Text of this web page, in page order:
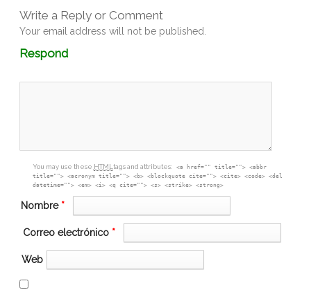
Write a Reply or Comment
Your email address will not be published.
RespondComment
box
You may use these HTML tags and attributes:
<a href="" title=""> <abbr
title=""> <acronym title=""> <b> <blockquote cite=""> <cite> <code> <del
datetime=""> <em> <i> <q cite=""> <s> <strike> <strong>
Nombre *
Correo electrónico *
Web